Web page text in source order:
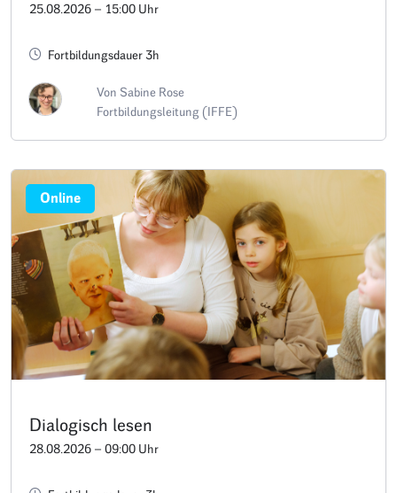
25.08.2026 – 15:00 Uhr
Fortbildungsdauer 3h
Von Sabine Rose
Fortbildungsleitung (IFFE)
Online
Dialogisch lesen
28.08.2026 – 09:00 Uhr